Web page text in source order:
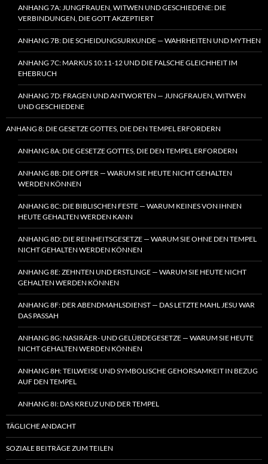
ANHANG 7A: JUNGFRAUEN, WITWEN UND GESCHIEDENE: DIE
VERBINDUNGEN, DIE GOTT AKZEPTIERT
ANHANG 7B: DIE SCHEIDUNGSURKUNDE — WAHRHEITEN UND MYTHEN
ANHANG 7C: MARKUS 10:11-12 UND DIE FALSCHE GLEICHHEIT IM
EHEBRUCH
ANHANG 7D: FRAGEN UND ANTWORTEN — JUNGFRAUEN, WITWEN
UND GESCHIEDENE
ANHANG 8: DIE GESETZE GOTTES, DIE DEN TEMPEL ERFORDERN
ANHANG 8A: DIE GESETZE GOTTES, DIE DEN TEMPEL ERFORDERN
ANHANG 8B: DIE OPFER — WARUM SIE HEUTE NICHT GEHALTEN
WERDEN KÖNNEN
ANHANG 8C: DIE BIBLISCHEN FESTE — WARUM KEINES VON IHNEN
HEUTE GEHALTEN WERDEN KANN
ANHANG 8D: DIE REINHEITSGESETZE — WARUM SIE OHNE DEN TEMPEL
NICHT GEHALTEN WERDEN KÖNNEN
ANHANG 8E: ZEHNTEN UND ERSTLINGE — WARUM SIE HEUTE NICHT
GEHALTEN WERDEN KÖNNEN
ANHANG 8F: DER ABENDMAHLSDIENST — DAS LETZTE MAHL JESU WAR
DAS PASSAH
ANHANG 8G: NASIRÄER- UND GELÜBDEGESETZE — WARUM SIE HEUTE
NICHT GEHALTEN WERDEN KÖNNEN
ANHANG 8H: TEILWEISE UND SYMBOLISCHE GEHORSAMKEIT IN BEZUG
AUF DEN TEMPEL
ANHANG 8I: DAS KREUZ UND DER TEMPEL
TÄGLICHE ANDACHT
SOZIALE BEITRÄGE ZUM TEILEN